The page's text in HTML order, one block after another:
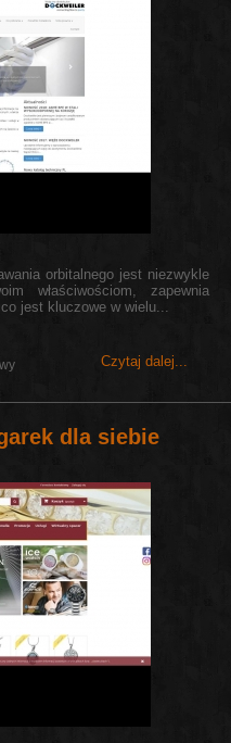
orbitalnego jest niezwykle
właściwościom, zapewnia
jest kluczowe w wielu...
Czytaj dalej...
dla siebie